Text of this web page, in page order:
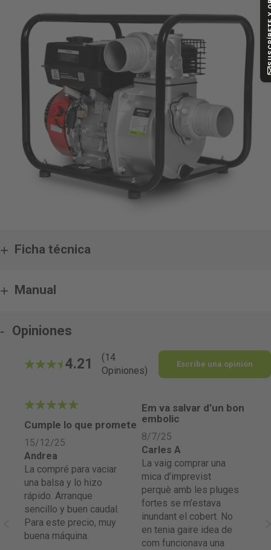
Ficha técnica
Manual
Opiniones
4.21
(14
Opiniones)
Escribe una opinión
Cumple lo que promete
15/12/25
Andrea
La compré para vaciar
una balsa y lo hizo
rápido. Arranque
sencillo y buen caudal.
Para este precio, muy
buena máquina.
Em va salvar d’un bon
embolic
8/7/25
Carles A
La vaig comprar una
mica d’imprevist
perquè amb les pluges
fortes se m’estava
inundant el cobert. No
en tenia gaire idea de
com funcionava una